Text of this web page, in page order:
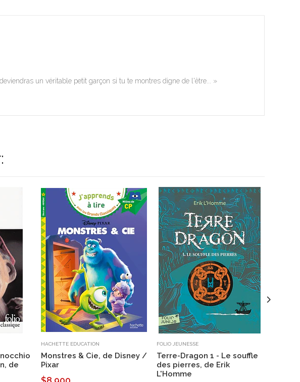
un véritable petit garçon si tu te montres digne de l'être... »
de
HACHETTE EDUCATION
Monstres & Cie, de Disney /
Pixar
FOLIO JEUNESSE
Terre-Dragon 1 - Le souffle
des pierres, de Erik
L'Homme